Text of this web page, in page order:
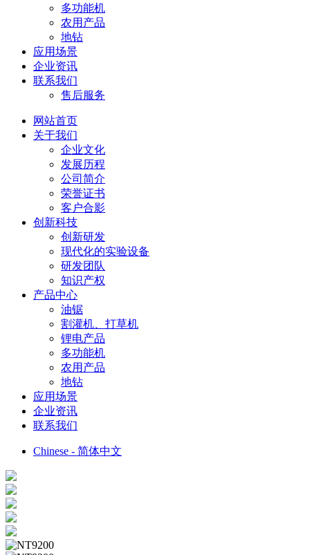
多功能机
农用产品
地钻
应用场景
企业资讯
联系我们
售后服务
网站首页
关于我们
企业文化
发展历程
公司简介
荣誉证书
客户合影
创新科技
创新研发
现代化的实验设备
研发团队
知识产权
产品中心
油锯
割灌机、打草机
锂电产品
多功能机
农用产品
地钻
应用场景
企业资讯
联系我们
Chinese - 简体中文